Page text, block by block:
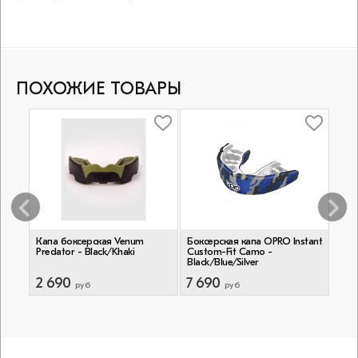
ПОХОЖИЕ ТОВАРЫ
Капа боксерская Venum
Predator - Black/Khaki
2 690 руб
Боксерская капа OPRO Instant
Custom-Fit Camo -
Black/Blue/Silver
7 690 руб